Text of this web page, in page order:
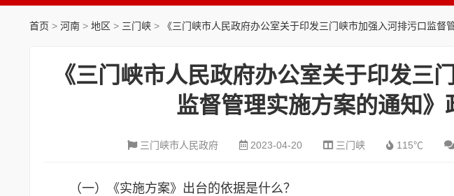
首页 > 河南 > 地区 > 三门峡 > 《三门峡市人民政府办公室关于印发三门峡市加强入河排污口监督
《三门峡市人民政府办公室关于印发三
监督管理实施方案的通知》
三门峡市人民政府 2023-04-20 三门峡 115℃
（一）《实施方案》出台的依据是什么？